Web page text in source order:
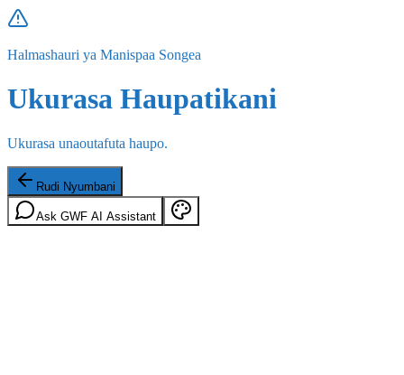
Halmashauri ya Manispaa Songea
Ukurasa Haupatikani
Ukurasa unaoutafuta haupo.
Rudi Nyumbani
Ask GWF AI Assistant